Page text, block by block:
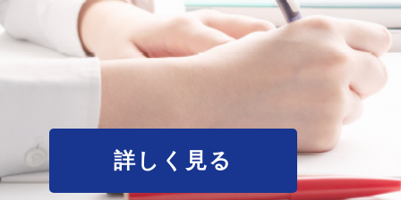
詳しく見る